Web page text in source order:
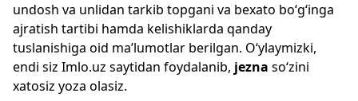
undosh va unlidan tarkib topgani va bexato bo‘g‘inga
ajratish tartibi hamda kelishiklarda qanday
tuslanishiga oid ma’lumotlar berilgan. O‘ylaymizki,
endi siz Imlo.uz saytidan foydalanib, jezna so‘zini
xatosiz yoza olasiz.